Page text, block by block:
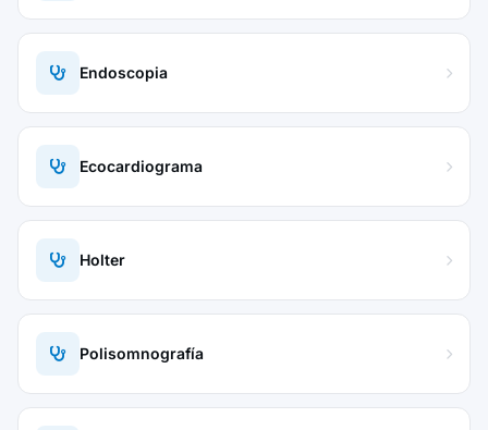
Endoscopia
Ecocardiograma
Holter
Polisomnografía